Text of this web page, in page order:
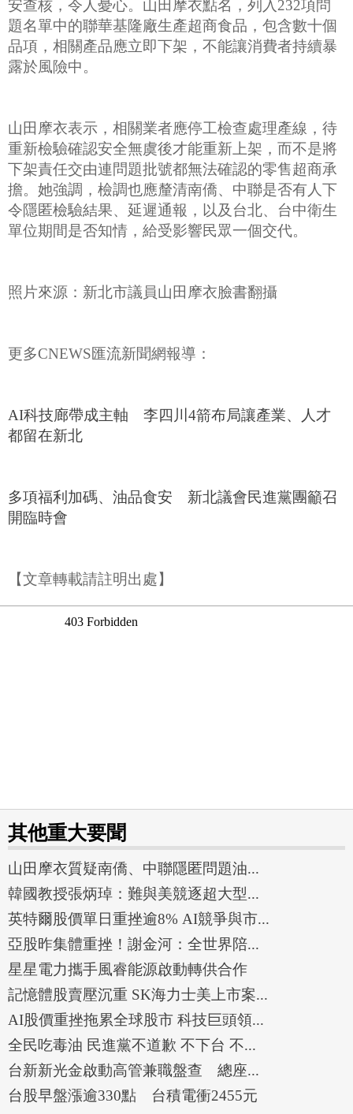
安查核，令人憂心。山田摩衣點名，列入232項問
題名單中的聯華基隆廠生產超商食品，包含數十個
品項，相關產品應立即下架，不能讓消費者持續暴
露於風險中。
山田摩衣表示，相關業者應停工檢查處理產線，待
重新檢驗確認安全無虞後才能重新上架，而不是將
下架責任交由連問題批號都無法確認的零售超商承
擔。她強調，檢調也應釐清南僑、中聯是否有人下
令隱匿檢驗結果、延遲通報，以及台北、台中衛生
單位期間是否知情，給受影響民眾一個交代。
照片來源：新北市議員山田摩衣臉書翻攝
更多CNEWS匯流新聞網報導：
AI科技廊帶成主軸 李四川4箭布局讓產業、人才
都留在新北
多項福利加碼、油品食安 新北議會民進黨團籲召
開臨時會
【文章轉載請註明出處】
其他重大要聞
山田摩衣質疑南僑、中聯隱匿問題油...
韓國教授張炳琸：難與美競逐超大型...
英特爾股價單日重挫逾8% AI競爭與市...
亞股昨集體重挫！謝金河：全世界陪...
星星電力攜手風睿能源啟動轉供合作
記憶體股賣壓沉重 SK海力士美上市案...
AI股價重挫拖累全球股市 科技巨頭領...
全民吃毒油 民進黨不道歉 不下台 不...
台新新光金啟動高管兼職盤查 總座...
台股早盤漲逾330點 台積電衝2455元